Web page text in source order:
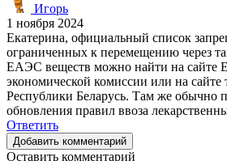
Игорь
1 ноября 2024
Екатерина, официальный список
ограниченных к перемещению через
ЕАЭС веществ можно найти на сайте
экономической комиссии или на сайте
Республики Беларусь. Там же обычно
обновления правил ввоза
Ответить
Добавить комментарий
Оставить комментарий